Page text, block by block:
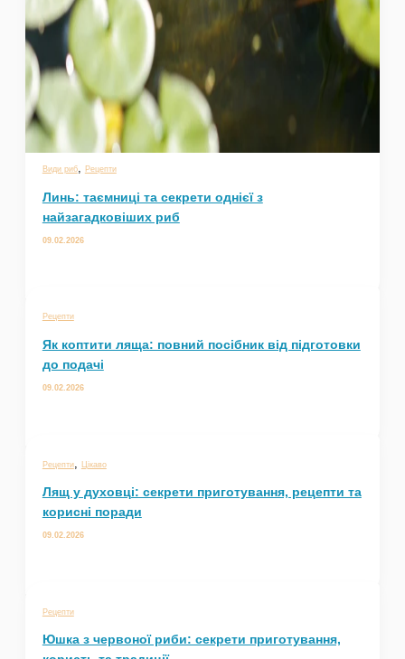
Види риб, Рецепти
Линь: таємниці та секрети однієї з
найзагадковіших риб
09.02.2026
Рецепти
Як коптити ляща: повний посібник від підготовки
до подачі
09.02.2026
Рецепти, Цікаво
Лящ у духовці: секрети приготування, рецепти та
корисні поради
09.02.2026
Рецепти
Юшка з червоної риби: секрети приготування,